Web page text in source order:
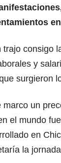
trajo consigo
y
surgieron
marco un
el mundo
en
la